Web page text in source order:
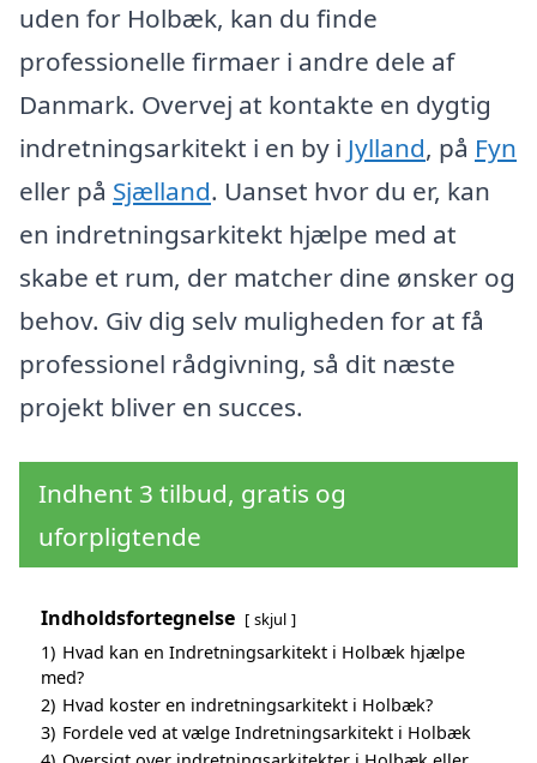
uden for Holbæk, kan du finde
professionelle firmaer i andre dele af
Danmark. Overvej at kontakte en dygtig
indretningsarkitekt i en by i Jylland, på Fyn
eller på Sjælland. Uanset hvor du er, kan
en indretningsarkitekt hjælpe med at
skabe et rum, der matcher dine ønsker og
behov. Giv dig selv muligheden for at få
professionel rådgivning, så dit næste
projekt bliver en succes.
Indhent 3 tilbud, gratis og
uforpligtende
Indholdsfortegnelse skjul
1) Hvad kan en Indretningsarkitekt i Holbæk hjælpe
med?
2) Hvad koster en indretningsarkitekt i Holbæk?
3) Fordele ved at vælge Indretningsarkitekt i Holbæk